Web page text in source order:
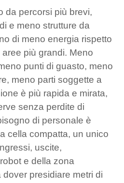
da percorsi più brevi,
e meno strutture da
di meno energia rispetto
più grandi. Meno
punti di guasto, meno
meno parti soggette a
è più rapida e mirata,
senza perdite di
di personale è
cella compatta, un unico
uscite,
e della zona
presidiare metri di